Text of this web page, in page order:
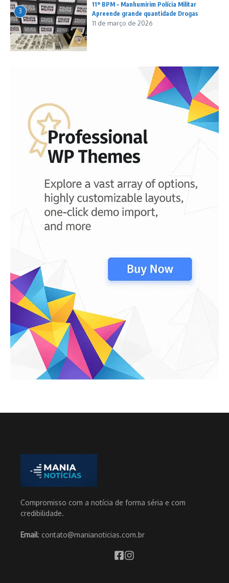
3
11º BPM – Manhumirim Polícia Militar
Apreende grande quantidade Drogas
11 de março de 2026
Compromisso com a notícia de forma séria e com
credibilidade.
Email: contato@manianoticias.com.br